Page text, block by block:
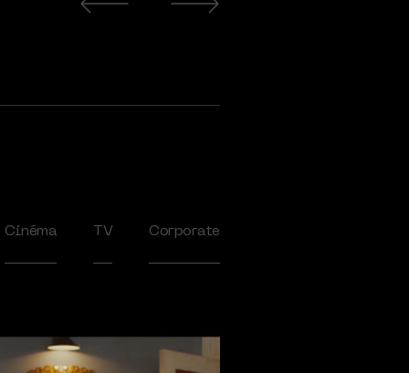
Cinéma TV Corporate